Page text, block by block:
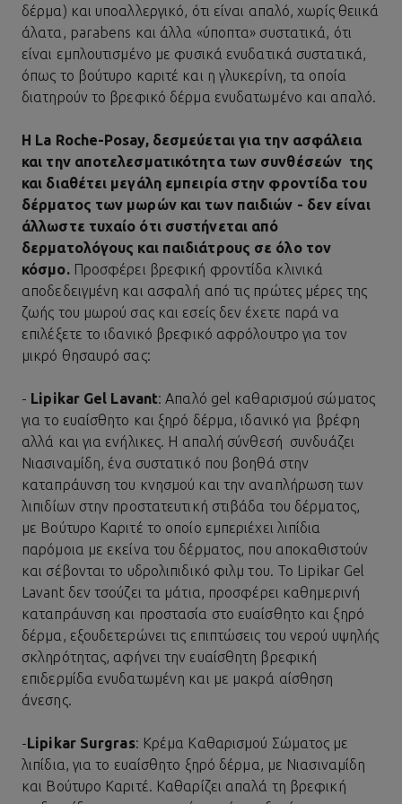
δέρμα) και υποαλλεργικό, ότι είναι απαλό, χωρίς θειικά
άλατα, parabens και άλλα «ύποπτα» συστατικά, ότι
είναι εμπλουτισμένο με φυσικά ενυδατικά συστατικά,
όπως το βούτυρο καριτέ και η γλυκερίνη, τα οποία
διατηρούν το βρεφικό δέρμα ενυδατωμένο και απαλό.
Η La Roche-Posay, δεσμεύεται για την ασφάλεια
και την αποτελεσματικότητα των συνθέσεών της
και διαθέτει μεγάλη εμπειρία στην φροντίδα του
δέρματος των μωρών και των παιδιών - δεν είναι
άλλωστε τυχαίο ότι συστήνεται από
δερματολόγους και παιδιάτρους σε όλο τον
κόσμο. Προσφέρει βρεφική φροντίδα κλινικά
αποδεδειγμένη και ασφαλή από τις πρώτες μέρες της
ζωής του μωρού σας και εσείς δεν έχετε παρά να
επιλέξετε το ιδανικό βρεφικό αφρόλουτρο για τον
μικρό θησαυρό σας:
- Lipikar Gel Lavant: Aπαλό gel καθαρισμού σώματος
για το ευαίσθητο και ξηρό δέρμα, ιδανικό για βρέφη
αλλά και για ενήλικες. Η απαλή σύνθεσή συνδυάζει
Νιασιναμίδη, ένα συστατικό που βοηθά στην
καταπράυνση του κνησμού και την αναπλήρωση των
λιπιδίων στην προστατευτική στιβάδα του δέρματος,
με Βούτυρο Καριτέ το οποίο εμπεριέχει λιπίδια
παρόμοια με εκείνα του δέρματος, που αποκαθιστούν
και σέβονται το υδρολιπιδικό φιλμ του. Το Lipikar Gel
Lavant δεν τσούζει τα μάτια, προσφέρει καθημερινή
καταπράυνση και προστασία στο ευαίσθητο και ξηρό
δέρμα, εξουδετερώνει τις επιπτώσεις του νερού υψηλής
σκληρότητας, αφήνει την ευαίσθητη βρεφική
επιδερμίδα ενυδατωμένη και με μακρά αίσθηση
άνεσης.
-Lipikar Surgras: Κρέμα Καθαρισμού Σώματος με
λιπίδια, για το ευαίσθητο ξηρό δέρμα, με Νιασιναμίδη
και Βούτυρο Καριτέ. Καθαρίζει απαλά τη βρεφική